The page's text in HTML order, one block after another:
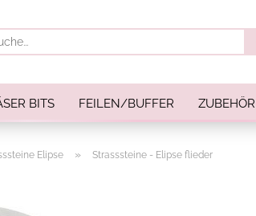
BITS FEILEN/BUFFER ZUBEHÖR
Elipse » Strasssteine - Elipse flieder